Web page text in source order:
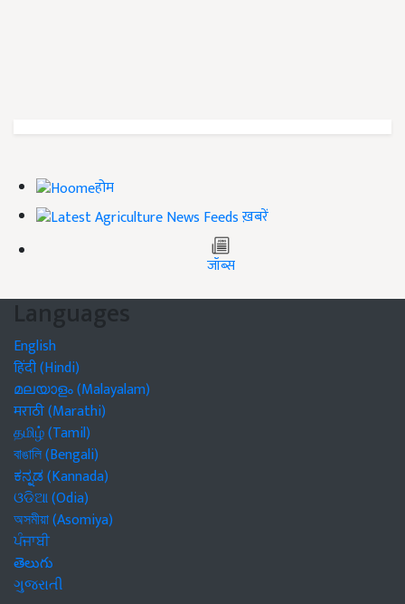
होम
ख़बरें
जॉब्स
Languages
English
हिंदी (Hindi)
മലയാളം (Malayalam)
मराठी (Marathi)
தமிழ் (Tamil)
বাঙালি (Bengali)
ಕನ್ನಡ (Kannada)
ଓଡିଆ (Odia)
অসমীয়া (Asomiya)
ਪੰਜਾਬੀ
తెలుగు
ગુજરાતી